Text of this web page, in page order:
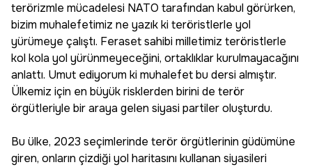
terörizmle mücadelesi NATO tarafından kabul görürken,
bizim muhalefetimiz ne yazık ki teröristlerle yol
yürümeye çalıştı. Feraset sahibi milletimiz teröristlerle
kol kola yol yürünmeyeceğini, ortaklıklar kurulmayacağını
anlattı. Umut ediyorum ki muhalefet bu dersi almıştır.
Ülkemiz için en büyük risklerden birini de terör
örgütleriyle bir araya gelen siyasi partiler oluşturdu.
Bu ülke, 2023 seçimlerinde terör örgütlerinin güdümüne
giren, onların çizdiği yol haritasını kullanan siyasileri